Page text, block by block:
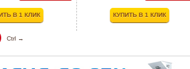
В 1 КЛИК КУПИТЬ В 1 КЛИК
Ctrl →